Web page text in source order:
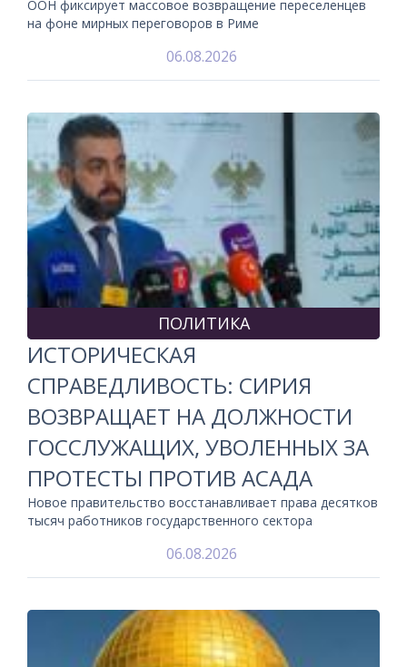
ООН фиксирует массовое возвращение переселенцев
на фоне мирных переговоров в Риме
06.08.2026
ПОЛИТИКА
ИСТОРИЧЕСКАЯ
СПРАВЕДЛИВОСТЬ: СИРИЯ
ВОЗВРАЩАЕТ НА ДОЛЖНОСТИ
ГОССЛУЖАЩИХ, УВОЛЕННЫХ ЗА
ПРОТЕСТЫ ПРОТИВ АСАДА
Новое правительство восстанавливает права десятков
тысяч работников государственного сектора
06.08.2026